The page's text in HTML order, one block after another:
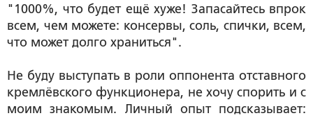
"1000%, что будет ещё хуже! Запасайтесь впрок
всем, чем можете: консервы, соль, спички, всем,
что может долго храниться".
Не буду выступать в роли оппонента отставного
кремлёвского функционера, не хочу спорить и с
моим знакомым. Личный опыт подсказывает: